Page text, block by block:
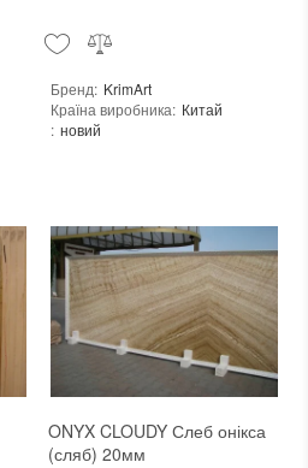
Бренд: KrimArt
Країна виробника: Китай
: новий
ONYX CLOUDY Слеб онікса
(сляб) 20мм